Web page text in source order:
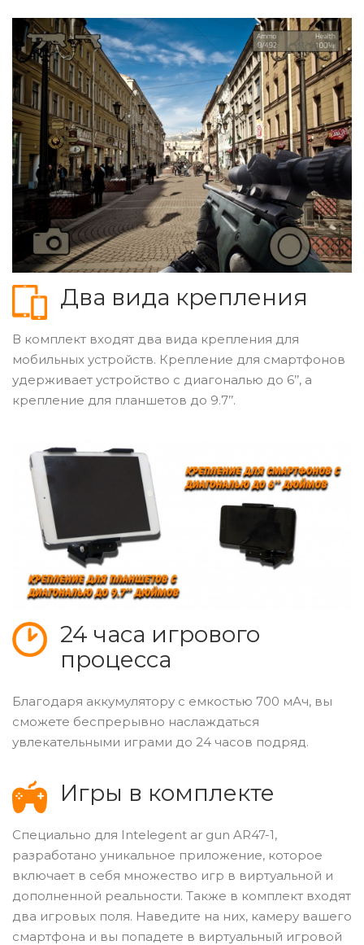
Два вида крепления
В комплект входят два вида крепления для
мобильных устройств. Крепление для смартфонов
удерживает устройство с диагональю до 6’’, а
крепление для планшетов до 9.7’’.
24 часа игрового
процесса
Благодаря аккумулятору с емкостью 700 мАч, вы
сможете беспрерывно наслаждаться
увлекательными играми до 24 часов подряд.
Игры в комплекте
Специально для Intelegent ar gun AR47-1,
разработано уникальное приложение, которое
включает в себя множество игр в виртуальной и
дополненной реальности. Также в комплект входят
два игровых поля. Наведите на них, камеру вашего
смартфона и вы попадете в виртуальный игровой